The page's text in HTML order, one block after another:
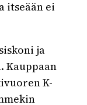
itseään ei
ja
Kauppaan
K-